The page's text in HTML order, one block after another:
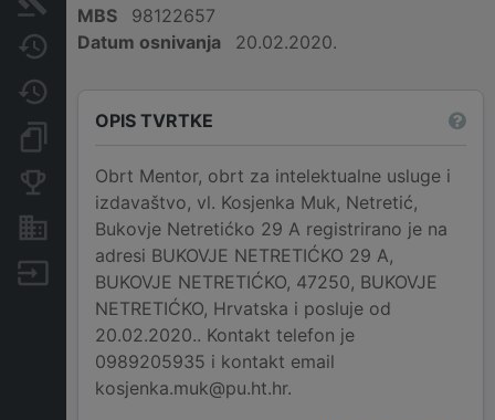
Javne nabavke
Promjene
Konkurentske tvrtke
Nekretnine i imovina
Izvoz
MBS
98122657
Datum osnivanja
20.02.2020.
OPIS TVRTKE
Obrt Mentor, obrt za intelektualne usluge i
izdavaštvo, vl. Kosjenka Muk, Netretić,
Bukovje Netretićko 29 A registrirano je na
adresi BUKOVJE NETRETIĆKO 29 A,
BUKOVJE NETRETIĆKO, 47250, BUKOVJE
NETRETIĆKO, Hrvatska i posluje od
20.02.2020.. Kontakt telefon je
0989205935 i kontakt email
kosjenka.muk@pu.ht.hr.